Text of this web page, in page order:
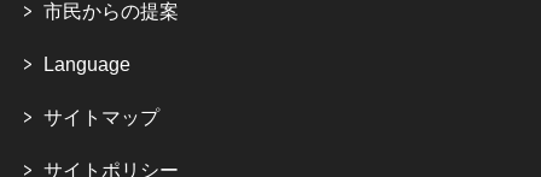
市民からの提案
Language
サイトマップ
サイトポリシー